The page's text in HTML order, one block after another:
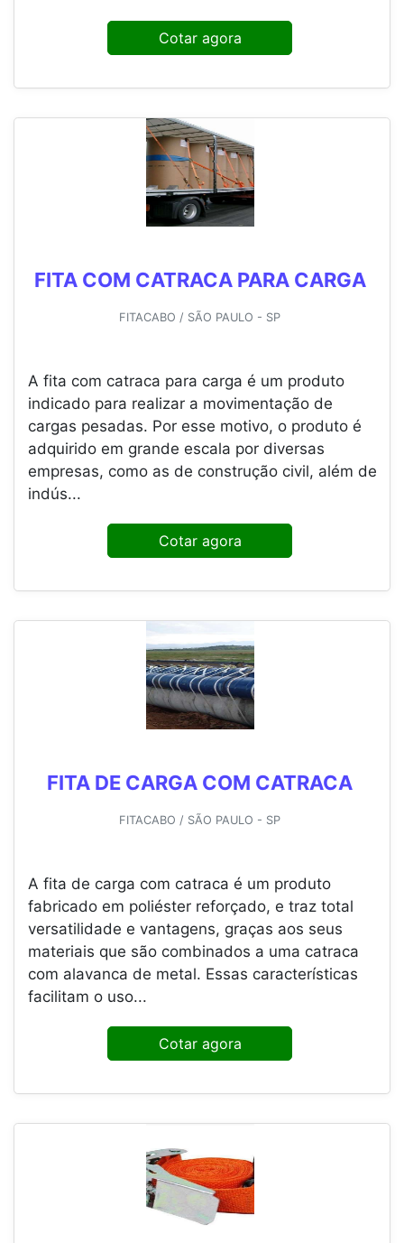
Cotar agora
FITA COM CATRACA PARA CARGA
FITACABO / SÃO PAULO - SP
A fita com catraca para carga é um produto
indicado para realizar a movimentação de
cargas pesadas. Por esse motivo, o produto é
adquirido em grande escala por diversas
empresas, como as de construção civil, além de
indús...
Cotar agora
FITA DE CARGA COM CATRACA
FITACABO / SÃO PAULO - SP
A fita de carga com catraca é um produto
fabricado em poliéster reforçado, e traz total
versatilidade e vantagens, graças aos seus
materiais que são combinados a uma catraca
com alavanca de metal. Essas características
facilitam o uso...
Cotar agora